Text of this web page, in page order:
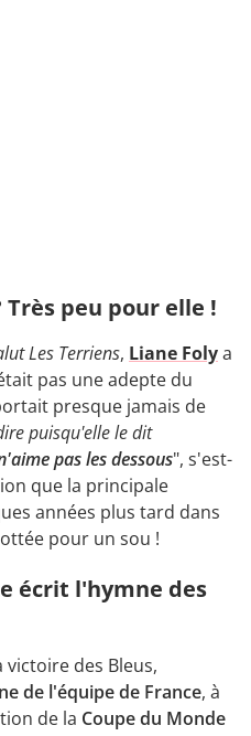
Très peu pour elle !
Les Terriens, Liane Folya
pas une adepte du
presque jamais de
puisqu'elle le dit
pas les dessous", s'est-
que la principale
années plus tard dans
pour un sou !
écrit l'hymne des
victoire des Bleus,
de l'équipe de France, à
de la Coupe du Monde